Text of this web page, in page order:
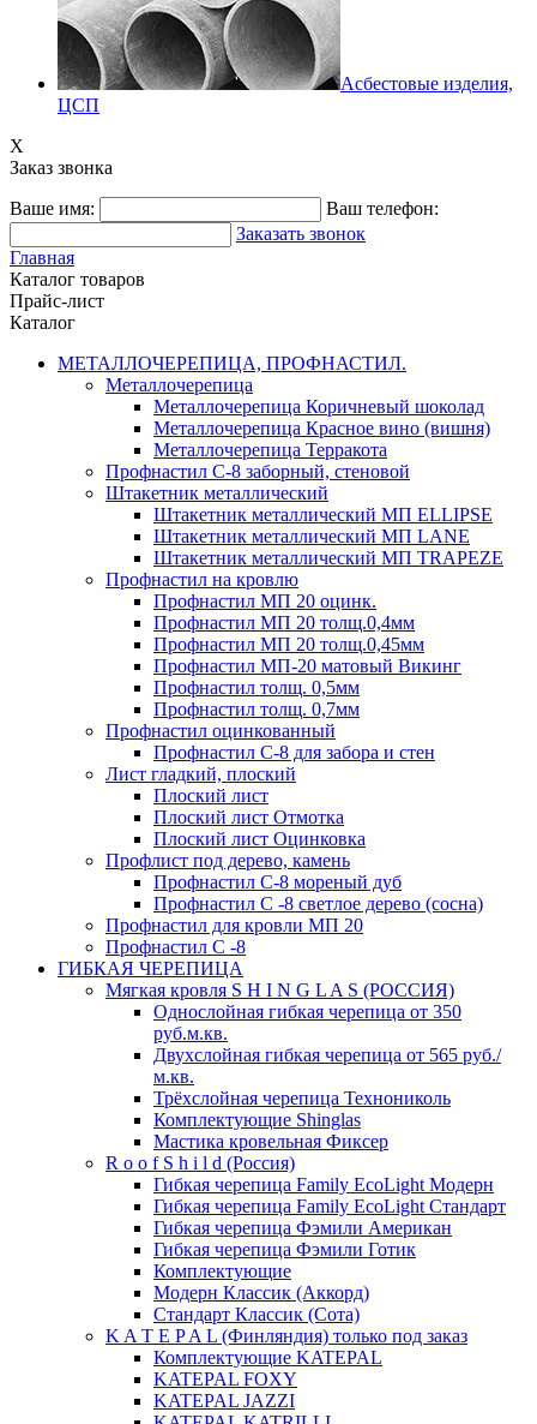
Асбестовые изделия,
ЦСП
X
Заказ звонка
Ваше имя:
Ваш телефон:
Заказать звонок
Главная
Каталог товаров
Прайс-лист
Каталог
МЕТАЛЛОЧЕРЕПИЦА, ПРОФНАСТИЛ.
Металлочерепица
Металлочерепица Коричневый шоколад
Металлочерепица Красное вино (вишня)
Металлочерепица Терракота
Профнастил С-8 заборный, стеновой
Штакетник металлический
Штакетник металлический МП ELLIPSE
Штакетник металлический МП LАNE
Штакетник металлический МП TRAPEZE
Профнастил на кровлю
Профнастил МП 20 оцинк.
Профнастил МП 20 толщ.0,4мм
Профнастил МП 20 толщ.0,45мм
Профнастил МП-20 матовый Викинг
Профнастил толщ. 0,5мм
Профнастил толщ. 0,7мм
Профнастил оцинкованный
Профнастил С-8 для забора и стен
Лист гладкий, плоский
Плоский лист
Плоский лист Отмотка
Плоский лист Оцинковка
Профлист под дерево, камень
Профнастил С-8 мореный дуб
Профнастил С -8 светлое дерево (сосна)
Профнастил для кровли МП 20
Профнастил С -8
ГИБКАЯ ЧЕРЕПИЦА
Мягкая кровля S H I N G L A S (РОССИЯ)
Однослойная гибкая черепица от 350
руб.м.кв.
Двухслойная гибкая черепица от 565 руб./
м.кв.
Трёхслойная черепица Технониколь
Комплектующие Shinglas
Мастика кровельная Фиксер
R o o f S h i l d (Россия)
Гибкая черепица Family ЕсоLight Модерн
Гибкая черепица Family ЕсоLight Стандарт
Гибкая черепица Фэмили Американ
Гибкая черепица Фэмили Готик
Комплектующие
Модерн Классик (Аккорд)
Стандарт Классик (Сота)
K A T E P A L (Финляндия) только под заказ
Комплектующие KATEPAL
KATEPAL FOXY
KATEPAL JAZZI